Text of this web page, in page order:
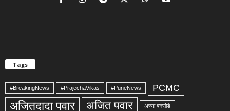
Tags
#BreakingNews #PrajechaVikas #PuneNews PCMC
अजितदादा पवार अजित पवार अण्णा बनसोडे